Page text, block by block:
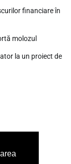
financiare în
molozul
la un proiect de